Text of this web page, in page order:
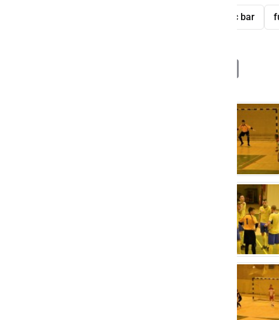
KMN Tomaž Šic bar
PrintFriendly